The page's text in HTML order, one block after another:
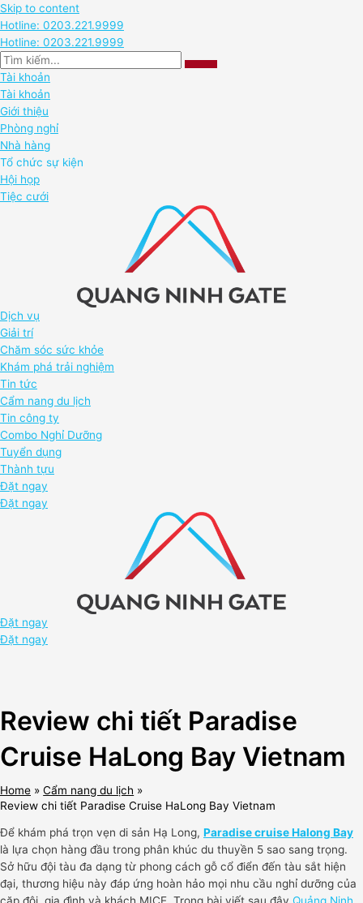
Skip to content
Hotline: 0203.221.9999
Hotline: 0203.221.9999
Tài khoản
Tài khoản
Giới thiệu
Phòng nghỉ
Nhà hàng
Tổ chức sự kiện
Hội họp
Tiệc cưới
Dịch vụ
Giải trí
Chăm sóc sức khỏe
Khám phá trải nghiệm
Tin tức
Cẩm nang du lịch
Tin công ty
Combo Nghỉ Dưỡng
Tuyển dụng
Thành tựu
Đặt ngay
Đặt ngay
Đặt ngay
Đặt ngay
Review chi tiết Paradise
Cruise HaLong Bay Vietnam
Home
Cẩm nang du lịch
Review chi tiết Paradise Cruise HaLong Bay Vietnam
Để khám phá trọn vẹn di sản Hạ Long, Paradise cruise Halong Bay
là lựa chọn hàng đầu trong phân khúc du thuyền 5 sao sang trọng.
Sở hữu đội tàu đa dạng từ phong cách gỗ cổ điển đến tàu sắt hiện
đại, thương hiệu này đáp ứng hoàn hảo mọi nhu cầu nghỉ dưỡng của